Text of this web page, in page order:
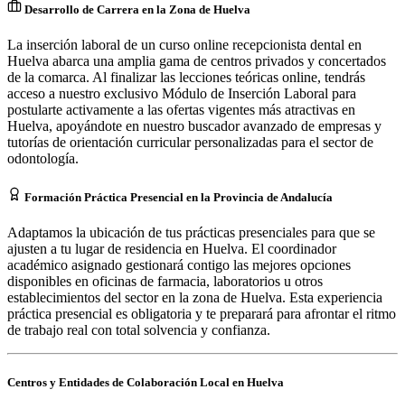
Desarrollo de Carrera en la Zona de Huelva
La inserción laboral de un curso online recepcionista dental en
Huelva abarca una amplia gama de centros privados y concertados
de la comarca. Al finalizar las lecciones teóricas online, tendrás
acceso a nuestro exclusivo Módulo de Inserción Laboral para
postularte activamente a las ofertas vigentes más atractivas en
Huelva, apoyándote en nuestro buscador avanzado de empresas y
tutorías de orientación curricular personalizadas para el sector de
odontología.
Formación Práctica Presencial en la Provincia de Andalucía
Adaptamos la ubicación de tus prácticas presenciales para que se
ajusten a tu lugar de residencia en Huelva. El coordinador
académico asignado gestionará contigo las mejores opciones
disponibles en oficinas de farmacia, laboratorios u otros
establecimientos del sector en la zona de Huelva. Esta experiencia
práctica presencial es obligatoria y te preparará para afrontar el ritmo
de trabajo real con total solvencia y confianza.
Centros y Entidades de Colaboración Local en Huelva